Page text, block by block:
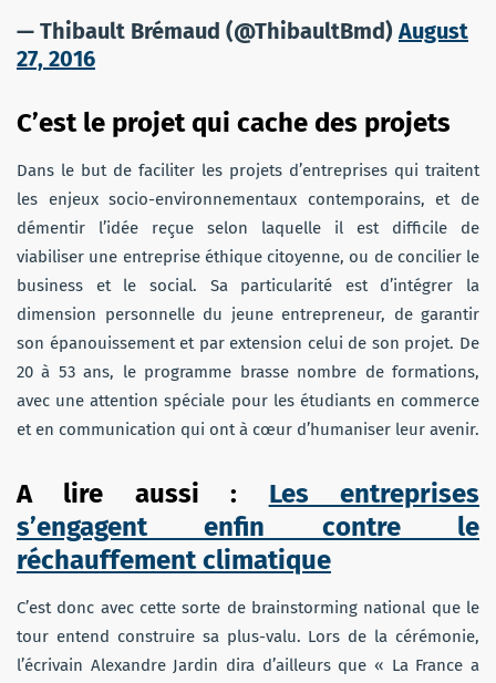
— Thibault Brémaud (@ThibaultBmd)August
27, 2016
C’est le projet qui cache des projets
Dans le but de faciliter les projets d’entreprises qui traitent
les enjeux socio-environnementaux contemporains, et de
démentir l’idée reçue selon laquelle il est difficile de
viabiliser une entreprise éthique citoyenne, ou de concilier le
business et le social. Sa particularité est d’intégrer la
dimension personnelle du jeune entrepreneur, de garantir
son épanouissement et par extension celui de son projet. De
20 à 53 ans, le programme brasse nombre de formations,
avec une attention spéciale pour les étudiants en commerce
et en communication qui ont à cœur d’humaniser leur avenir.
A lire aussi : Les entreprises
s’engagent enfin contre le
réchauffement climatique
C’est donc avec cette sorte de brainstorming national que le
tour entend construire sa plus-valu. Lors de la cérémonie,
l’écrivain Alexandre Jardin dira d’ailleurs que « La France a